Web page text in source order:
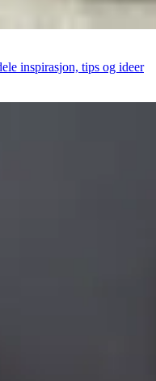
inspirasjon, tips og ideer